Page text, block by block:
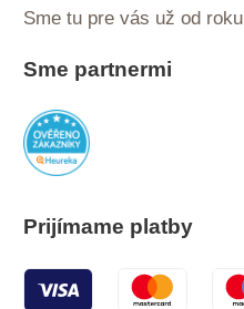
Sme tu pre vás už od roku
Sme partnermi
Prijímame platby